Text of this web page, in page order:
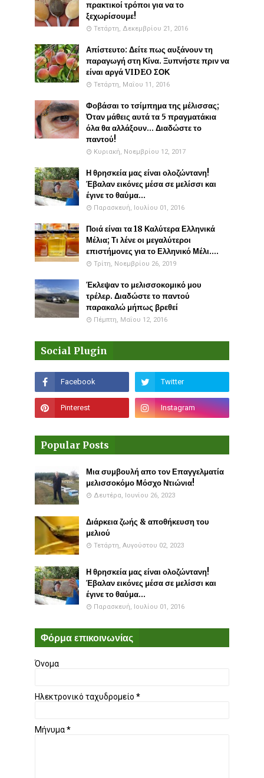
πρακτικοί τρόποι για να το
ξεχωρίσουμε!
Τετάρτη, Δεκεμβρίου 21, 2016
Απίστευτο: Δείτε πως αυξάνουν τη
παραγωγή στη Κίνα. Ξυπνήστε πριν να
είναι αργά VIDEO ΣΟΚ
Τετάρτη, Μαΐου 11, 2016
Φοβάσαι το τσίμπημα της μέλισσας;
Όταν μάθεις αυτά τα 5 πραγματάκια
όλα θα αλλάξουν... Διαδώστε το
παντού!
Κυριακή, Νοεμβρίου 12, 2017
Η θρησκεία μας είναι ολοζώντανη!
Έβαλαν εικόνες μέσα σε μελίσσι και
έγινε το θαύμα...
Παρασκευή, Ιουλίου 01, 2016
Ποιά είναι τα 18 Καλύτερα Ελληνικά
Μέλια; Τι λένε οι μεγαλύτεροι
επιστήμονες για το Ελληνικό Μέλι....
Τρίτη, Νοεμβρίου 26, 2019
Έκλεψαν το μελισσοκομικό μου
τρέλερ. Διαδώστε το παντού
παρακαλώ μήπως βρεθεί
Πέμπτη, Μαΐου 12, 2016
Social Plugin
Popular Posts
Μια συμβουλή απο τον Επαγγελματία
μελισσοκόμο Μόσχο Ντιώνια!
Δευτέρα, Ιουνίου 26, 2023
Διάρκεια ζωής & αποθήκευση του
μελιού
Τετάρτη, Αυγούστου 02, 2023
Η θρησκεία μας είναι ολοζώντανη!
Έβαλαν εικόνες μέσα σε μελίσσι και
έγινε το θαύμα...
Παρασκευή, Ιουλίου 01, 2016
Φόρμα επικοινωνίας
Όνομα
Ηλεκτρονικό ταχυδρομείο *
Μήνυμα*